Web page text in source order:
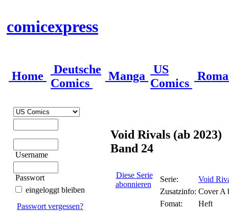
comicexpress
Home
Deutsche
Comics
Manga
US
Comics
Username
Passwort
eingeloggt bleiben
Passwort vergessen?
Void Rivals (ab 2023)
Band 24
Diese Serie
abonnieren
Serie:
Void
Zusatzinfo: Cover A
Fomat:
Heft